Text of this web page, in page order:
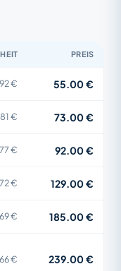
PREIS
€ 55.00 €
€ 73.00 €
€ 92.00 €
€ 129.00 €
€ 185.00 €
€ 239.00 €